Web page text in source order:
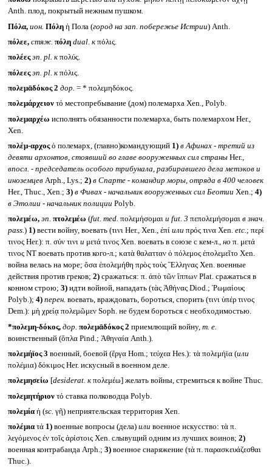
Anth. плод, покрытый нежным пушком.
Πόλα, ион. Πόληἡ Пола (город на зап. побережье Истрии) Anth.
πόλεε, стяж. πόλη dual. кπόλις.
πολέες эп. pl. кπολύς.
πόλεες эп. pl. кπόλις.
πολεμᾱδόκος 2 дор. = * πολεμηδόκος.
πολεμάρχειον τό местопребывание (дом) полемарха Xen., Polyb.
πολεμαρχέω исполнять обязанности полемарха, быть полемархом Her.,
Xen.
πολέμ-αρχοςὁ полемарх, (главно)командующий 1) в Афинах - третий из
девяти архонтов, стоявший во главе вооруженных сил страныHer.,
впосл. - председатель особого трибунала, разбиравшего дела метэков и
иноземцевArph., Lys.; 2) в Спарте - командир моры, отряда в 400 человек
Her., Thuc., Xen.; 3) в Фивах - начальник вооруженных сил Беотии Xen.; 4)
в Этолии - начальник полиции Polyb.
πολεμέω, эп. πτολεμέω (fut. med. πολεμήσομαι и fut. 3 πεπολεμήσομαι в знач.
pass.) 1)вести войну, воевать (τινι Her., Xen., ἐπί или πρός τινα Xen.etc.; περί
τινος Her.): π. σύν τινι и μετά τινος Xen. воевать в союзе с кем-л., но π. μετά
τινος NT воевать против кого-л.; κατὰ θαλατταν ὁ πόλεμος ἐπολεμεῖτο Xen.
война велась на море; ὅσα ἐπολεμήθη πρὸς τοὺς Ἓλληνας Xen. военные
действия против греков; 2)сражаться: π. ἀπὸ τῶν ἵππων Plat. сражаться в
конном строю; 3)идти войной, нападать (τὰς Ἀθήνας Diod.; Ῥωμαίους
Polyb.); 4) перен. воевать, враждовать, бороться, спорить (τινι ὑπέρ τινος
Dem.): μὴ χρείᾳ πολεμῶμεν Soph. не будем бороться с необходимостью.
*πολεμη-δόκος, дор. πολεμᾱδόκος 2 приемлющий войну, т. е.
воинственный (ὅπλα Pind.; Ἀθηναία Anth.).
πολεμήϊος 3 военный, боевой (ἔργα Hom.; τεύχεα Hes.): τὰ πολεμήϊα (или
πολέμια) δόκιμος Her. искусный в военном деле.
πολεμησείω [desiderat. кπολεμέω] желать войны, стремиться к войне Thuc.
πολεμητήριον τό ставка полководца Polyb.
πολεμία ἡ (sc. γῆ) неприятельская территория Xen.
πολέμια τά 1)военные вопросы (дела) или военное искусство: τὰ π.
λεγόμενος ἐν τοῖς ἀρίστοις Xen. слывущий одним из лучших воинов; 2)
военная контрабанда Arph.; 3)военное снаряжение (τὰ π. παρασκευάζεσθαι
Thuc.).